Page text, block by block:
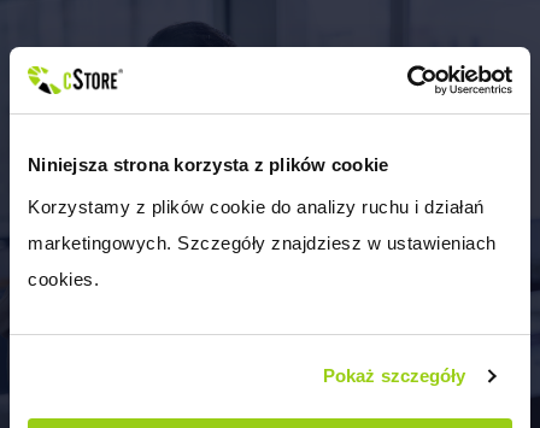
Niniejsza strona korzysta z plików cookie
Korzystamy z plików cookie do analizy ruchu i działań
marketingowych. Szczegóły znajdziesz w ustawieniach
cookies.
Pokaż szczegóły
przy uruchomieniu platformy do
sprzedaży hurtowej?